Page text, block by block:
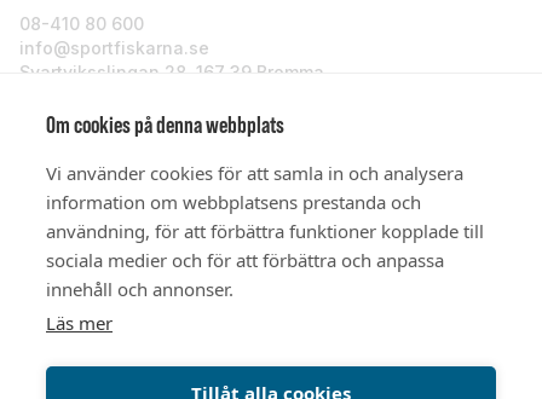
Om cookies på denna webbplats
Vi använder cookies för att samla in och analysera
information om webbplatsens prestanda och
användning, för att förbättra funktioner kopplade till
sociala medier och för att förbättra och anpassa
innehåll och annonser.
Läs mer
Tillåt alla cookies
08-410 80 600
info@sportfiskarna.se
Svartviksslingan 28, 167 39 Bromma
Sportfiskarna
Om oss
Stöd oss